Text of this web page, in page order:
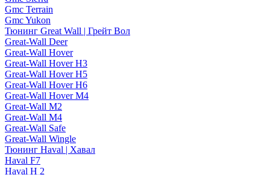
Gmc Terrain
Gmc Yukon
Тюнинг Great Wall | Грейт Вол
Great-Wall Deer
Great-Wall Hover
Great-Wall Hover H3
Great-Wall Hover H5
Great-Wall Hover H6
Great-Wall Hover M4
Great-Wall M2
Great-Wall M4
Great-Wall Safe
Great-Wall Wingle
Тюнинг Haval | Хавал
Haval F7
Haval H 2